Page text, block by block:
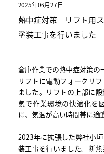
2025年06月27日
熱中症対策 リフト用
塗装工事を行いました
倉庫作業での熱中症対策の
リフトに電動フォークリ
ました。リフトの上部に
気で作業環境の快適化を
に、気温が高い時間帯に適
2023年に拡張した弊社小
装工事を行いました。断